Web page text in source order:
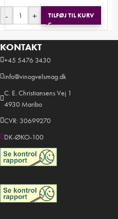
- + TILFØJ TIL KURV
KONTAKT
+45 5476 3430
info@vinogvelsmag.dk
C. E. Christiansens Vej 1
4930 Maribo
CVR: 30699270
DK-ØKO-100